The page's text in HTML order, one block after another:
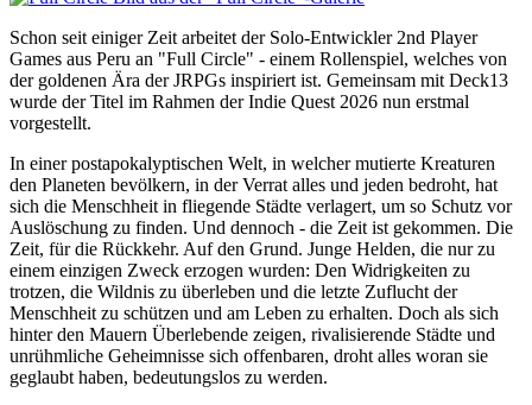
Schon seit einiger Zeit arbeitet der Solo-Entwickler 2nd Player
Games aus Peru an "Full Circle" - einem Rollenspiel, welches von
der goldenen Ära der JRPGs inspiriert ist. Gemeinsam mit Deck13
wurde der Titel im Rahmen der Indie Quest 2026 nun erstmal
vorgestellt.
In einer postapokalyptischen Welt, in welcher mutierte Kreaturen
den Planeten bevölkern, in der Verrat alles und jeden bedroht, hat
sich die Menschheit in fliegende Städte verlagert, um so Schutz vor
Auslöschung zu finden. Und dennoch - die Zeit ist gekommen. Die
Zeit, für die Rückkehr. Auf den Grund. Junge Helden, die nur zu
einem einzigen Zweck erzogen wurden: Den Widrigkeiten zu
trotzen, die Wildnis zu überleben und die letzte Zuflucht der
Menschheit zu schützen und am Leben zu erhalten. Doch als sich
hinter den Mauern Überlebende zeigen, rivalisierende Städte und
unrühmliche Geheimnisse sich offenbaren, droht alles woran sie
geglaubt haben, bedeutungslos zu werden.